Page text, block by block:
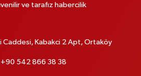
ve tarafız habercilik
Caddesi, Kabakci 2 Apt, Ortaköy
+90 542 866 38 38